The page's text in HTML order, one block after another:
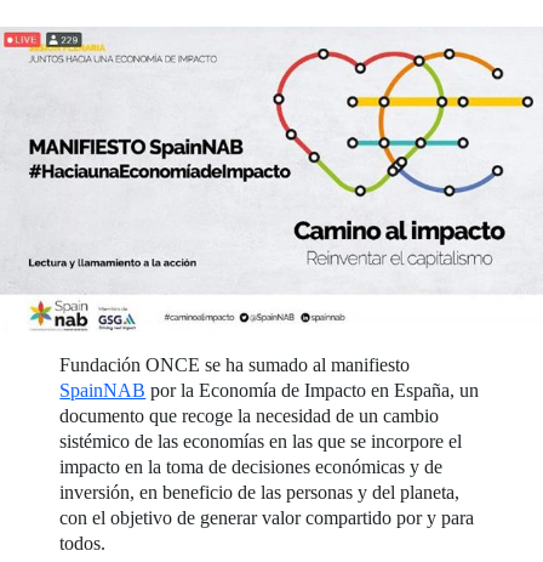
Fundación ONCE se ha sumado al manifiesto
SpainNAB por la Economía de Impacto en España, un
documento que recoge la necesidad de un cambio
sistémico de las economías en las que se incorpore el
impacto en la toma de decisiones económicas y de
inversión, en beneficio de las personas y del planeta,
con el objetivo de generar valor compartido por y para
todos.